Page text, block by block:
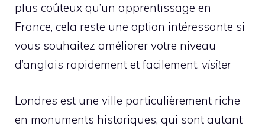
plus coûteux qu’un apprentissage en
France, cela reste une option intéressante si
vous souhaitez améliorer votre niveau
d’anglais rapidement et facilement. visiter
Londres est une ville particulièrement riche
en monuments historiques, qui sont autant